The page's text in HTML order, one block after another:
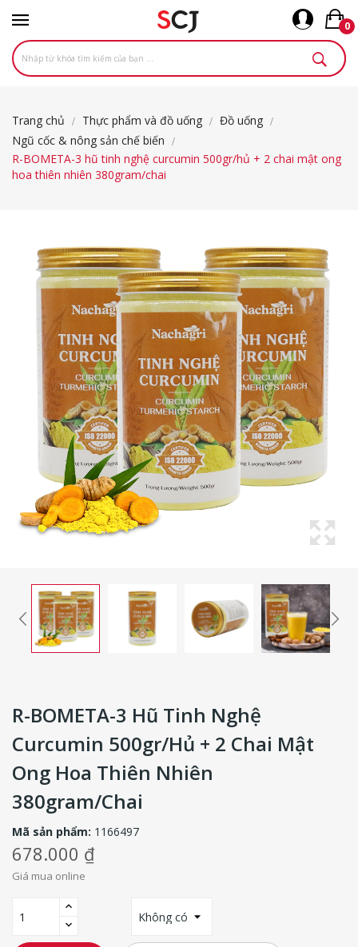
0
Trang chủ Thực phẩm và đồ uống
Đồ uống
Ngũ cốc & nông sản chế biến
R-BOMETA-3 hũ tinh nghệ curcumin 500gr/hủ + 2 chai mật ong
hoa thiên nhiên 380gram/chai
R-BOMETA-3 Hũ Tinh Nghệ
Curcumin 500gr/hủ + 2 Chai Mật
Ong Hoa Thiên Nhiên
380gram/chai
Mã sản phẩm: 1166497
678.000 ₫
Giá mua online